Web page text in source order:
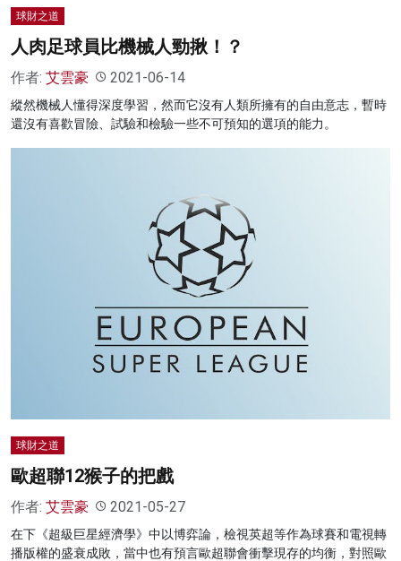
球財之道
人肉足球員比機械人勁揪！？
作者: 艾雲豪 2021-06-14
縱然機械人懂得深度學習，然而它沒有人類所擁有的自由意志，暫時
還沒有喜歡冒險、試驗和檢驗一些不可預知的選項的能力。
球財之道
歐超聯12猴子的把戲
作者: 艾雲豪 2021-05-27
在下《超級巨星經濟學》中以博弈論，檢視英超等作為球賽和電視轉
播版權的盛衰成敗，當中也有預言歐超聯會衝擊現存的均衡，對照歐